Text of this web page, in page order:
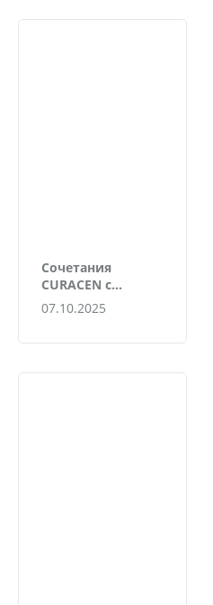
Сочетания
CURACEN с
другими
эстетическими
07.10.2025